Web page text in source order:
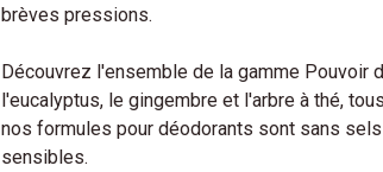
brèves pressions.
Découvrez l'ensemble de la gamme
l'eucalyptus, le gingembre et l'arbre à thé,
nos formules pour déodorants sont sans
sensibles.